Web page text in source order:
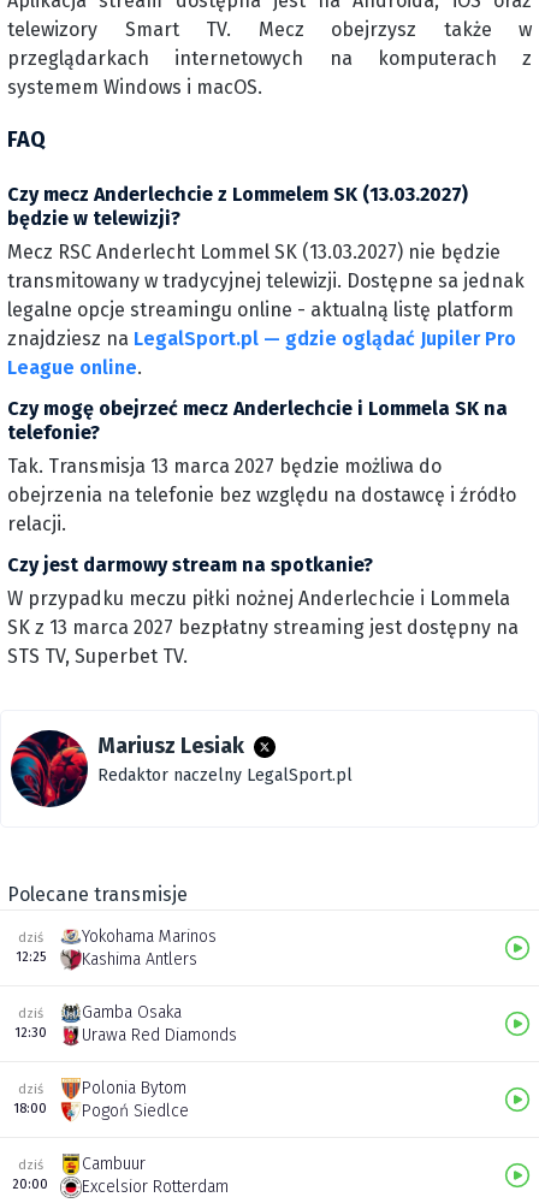
telewizory Smart TV. Mecz obejrzysz także w
przeglądarkach internetowych na komputerach z
systemem Windows i macOS.
FAQ
Czy mecz Anderlechcie z Lommelem SK (13.03.2027)
będzie w telewizji?
Mecz RSC Anderlecht Lommel SK (13.03.2027) nie będzie
transmitowany w tradycyjnej telewizji. Dostępne sa jednak
legalne opcje streamingu online - aktualną listę platform
znajdziesz na LegalSport.pl — gdzie oglądać Jupiler Pro
League online.
Czy mogę obejrzeć mecz Anderlechcie i Lommela SK na
telefonie?
Tak. Transmisja 13 marca 2027 będzie możliwa do
obejrzenia na telefonie bez względu na dostawcę i źródło
relacji.
Czy jest darmowy stream na spotkanie?
W przypadku meczu piłki nożnej Anderlechcie i Lommela
SK z 13 marca 2027 bezpłatny streaming jest dostępny na
STS TV, Superbet TV.
Mariusz Lesiak
Redaktor naczelny LegalSport.pl
Polecane transmisje
dziś
12:25
Yokohama Marinos
Kashima Antlers
dziś
12:30
Gamba Osaka
Urawa Red Diamonds
dziś
18:00
Polonia Bytom
Pogoń Siedlce
dziś
20:00
Cambuur
Excelsior Rotterdam